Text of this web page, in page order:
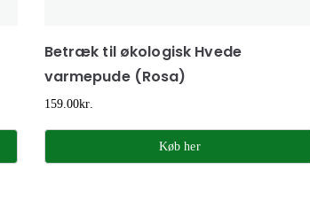
Betræk til økologisk Hvede
varmepude (Rosa)
159.00kr.
Køb her